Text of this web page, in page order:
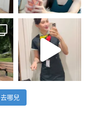
哪兒